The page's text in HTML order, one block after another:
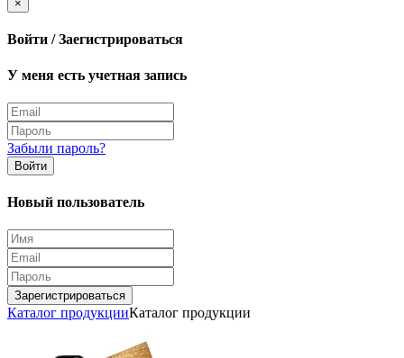
×
Войти / Заегистрироваться
У меня есть учетная запись
Забыли пароль?
Войти
Новый пользователь
Зарегистрироваться
Каталог продукцииКаталог продукции